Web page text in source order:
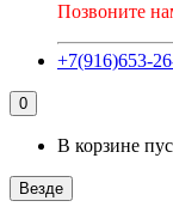
Позвоните
+7(916)653-
0
В корзине
Везде